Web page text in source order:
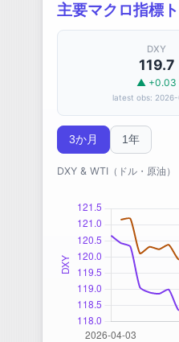
主要マクロ指標
DXY
119.7
▲ +0.03
latest obs:
3か月 1年
DXY & WTI（ドル・原油）